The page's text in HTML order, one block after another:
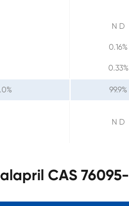
N D
0.16%
0.33%
99.9%
N D
CAS